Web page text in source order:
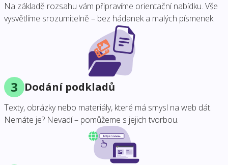
Na základě rozsahu vám připravíme orientační nabídku. Vše
vysvětlíme srozumitelně – bez hádanek a malých písmenek.
3 Dodání podkladů
Texty, obrázky nebo materiály, které má smysl na web dát.
Nemáte je? Nevadí – pomůžeme s jejich tvorbou.